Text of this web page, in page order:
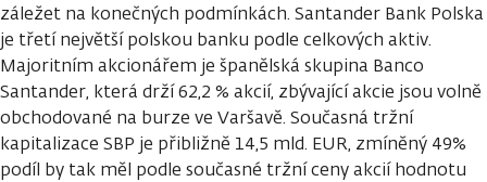
záležet na konečných podmínkách. Santander Bank Polska
je třetí největší polskou banku podle celkových aktiv.
Majoritním akcionářem je španělská skupina Banco
Santander, která drží 62,2 % akcií, zbývající akcie jsou volně
obchodované na burze ve Varšavě. Současná tržní
kapitalizace SBP je přibližně 14,5 mld. EUR, zmíněný 49%
podíl by tak měl podle současné tržní ceny akcií hodnotu